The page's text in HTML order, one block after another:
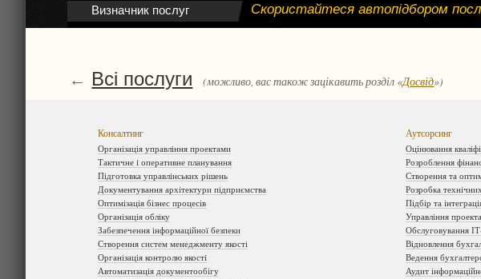
Визначник послуг Скористайтеся автопідбором
Всі послуги (можливо, вас також зацікавить розділ «Досвід»)
←
Консалтинг
Організація управління проектами
Тактичне і оперативне планування
Підготовка управлінських рішень
Документування архітектури підприємства
Оптимізація бізнес процесів
Організація обліку
Забезпечення інформаційної безпеки
Створення систем менеджменту якості
Організація контролю якості
Автоматизація документообігу
Аутсорсинг
Оцінювання
Розроблення
Створення та
Розробка
Підбір та
Управління
Обслуговування
Відновлення
Ведення
Аудит